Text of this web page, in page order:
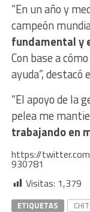
“En un año y
campeón
fundamental y
Con base a
ayuda”, destacó
“El apoyo de la
pelea me
trabajando en
https://
930781
Visitas: 1,379
ETIQUETAS